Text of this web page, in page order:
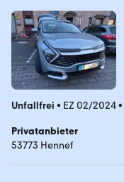
Unfallfrei • EZ 02/2024•
Privatanbieter
53773 Hennef